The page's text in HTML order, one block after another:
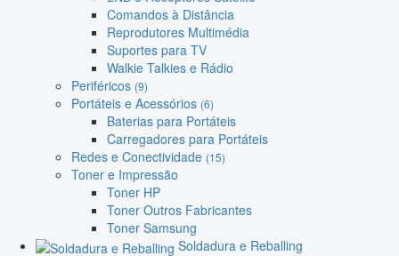
Comandos à Distância
Reprodutores Multimédia
Suportes para TV
Walkie Talkies e Rádio
Periféricos (9)
Portáteis e Acessórios (6)
Baterias para Portáteis
Carregadores para Portáteis
Redes e Conectividade (15)
Toner e Impressão
Toner HP
Toner Outros Fabricantes
Toner Samsung
Soldadura e Reballing